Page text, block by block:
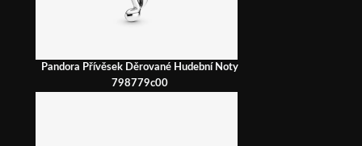
Pandora Přívěsek Děrované Hudební Noty
798779c00